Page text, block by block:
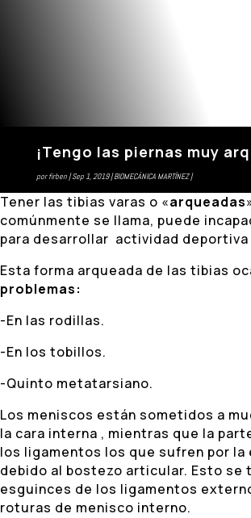
¡Tengo las piernas muy
porfirben Sep 1, 2019 BIOMECÁNICA MARTÍNEZ
Tener las tibias varas o «arqueadas
comúnmente se llama, puede
para desarrollar actividad deportiva
Esta forma arqueada de las tibias
problemas:
-En las rodillas.
-En los tobillos.
-Quinto metatarsiano.
Los meniscos están sometidos a
la cara interna , mientras que la
los ligamentos los que sufren por la
debido al bostezo articular. Esto se
esguinces de los ligamentos
roturas de menisco interno.